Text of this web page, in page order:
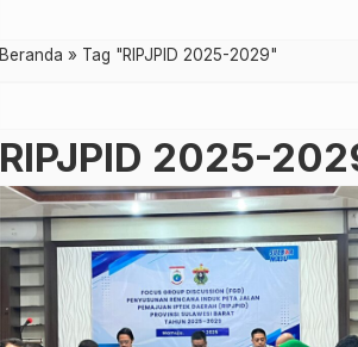
Beranda » Tag "RIPJPID 2025-2029"
RIPJPID 2025-